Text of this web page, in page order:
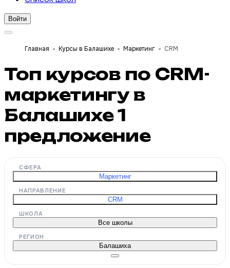
Войти
Главная Курсы в Балашихе Маркетинг CRM
Топ курсов по CRM-
маркетингу в
Балашихе1
предложение
СФЕРА
Маркетинг
НАПРАВЛЕНИЕ
CRM
ШКОЛА
Все школы
РЕГИОН
Балашиха